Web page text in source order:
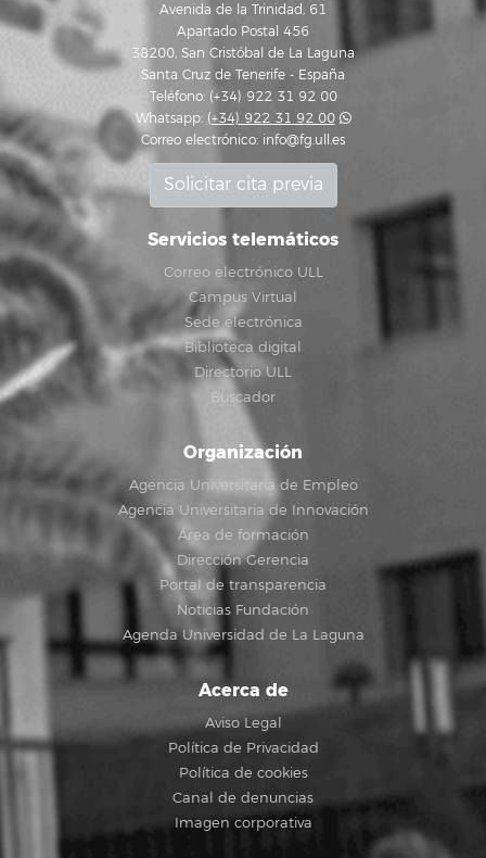
Avenida de la Trinidad, 61
Apartado Postal 456
38200, San Cristóbal de La Laguna
Santa Cruz de Tenerife - España
Teléfono: (+34) 922 31 92 00
Whatsapp: (+34) 922 31 92 00
Correo electrónico: info@fg.ull.es
Solicitar cita previa
Servicios telemáticos
Correo electrónico ULL
Campus Virtual
Sede electrónica
Biblioteca digital
Directorio ULL
Buscador
Organización
Agencia Universitaria de Empleo
Agencia Universitaria de Innovación
Área de formación
Dirección Gerencia
Portal de transparencia
Noticias Fundación
Agenda Universidad de La Laguna
Acerca de
Aviso Legal
Política de Privacidad
Política de cookies
Canal de denuncias
Imagen corporativa